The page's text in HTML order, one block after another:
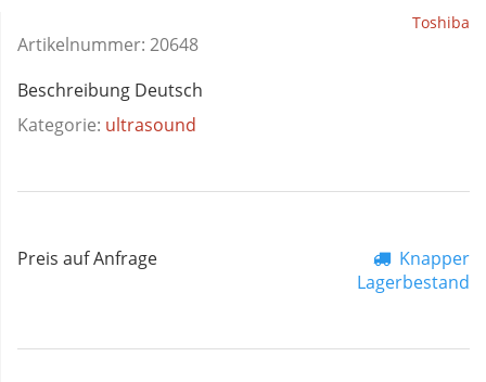
Toshiba
Artikelnummer: 20648
Beschreibung Deutsch
Kategorie: ultrasound
Preis auf Anfrage
Knapper
Lagerbestand